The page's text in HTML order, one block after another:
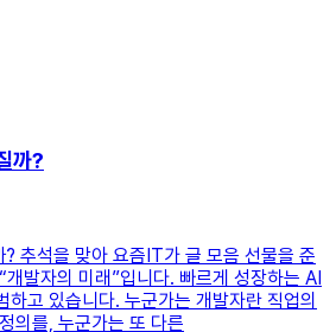
까?
추석을 맞아 요즘IT가 글 모음 선물을 준
발자의 미래”입니다. 빠르게 성장하는 AI
하고 있습니다. 누군가는 개발자란 직업의
의를, 누군가는 또 다른